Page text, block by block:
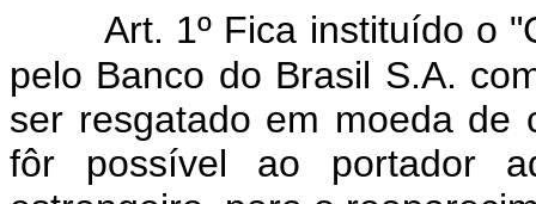
Art. 1º Fica instituído o
pelo Banco do Brasil S.A.
ser resgatado em moeda de
fôr possível ao portador